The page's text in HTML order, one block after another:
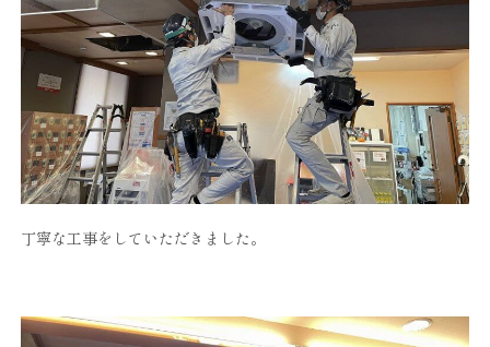
丁寧な工事をしていただきました。